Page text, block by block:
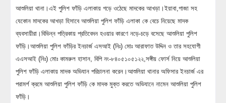
আশুলিয়া থানা।এই পুলিশ ফাঁড়ি এলাকায় গড়ে ওঠেছে মাদকের আখড়া।ইয়াবা,গাজা সহ
যেকোন মাদকের আখড়া হিসাবে আশুলিয়া পুলিশ ফাঁড়ি এলাকা কে বেচে নিয়েছে মাদক
ব্যবসায়ীরা।বিভিন্ন পত্রিকায় প্রতিবেদন হওয়ার কারণে নড়ে-চড়ে বসেছে আশুলিয়া পুলিশ
ফাঁড়ি।আশুলিয়া পুলিশ ফাঁড়ির ইনচার্জ এসআই (নিঃ) মোঃ আরাফাত উদ্দিন ও তার সহযোগী
এএসআই (নিঃ) মোঃ কামরুল হাসান, বিপি নং-৮৪০৫১০৫১২২,সঙ্গীয় ফোর্স নিয়ে আশুলিয়া
পুলিশ ফাঁড়ি এলাকায় মাদক অভিযান পরিচালনা করেন।আশুলিয়া থানার অফিসার ইনচার্জ এর
পরামর্শ ক্রমে আশুলিয়া পুলিশ ফাঁড়ি কে মাদক মুক্ত করতে অভিযানে নামেন আশুলিয়া পুলিশ
ফাঁড়ি।